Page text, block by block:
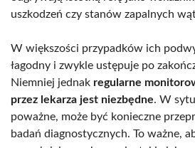
uszkodzeń czy stanów zapalnych
W większości przypadków ich
łagodny i zwykle ustępuje po
Niemniej jednak regularne
przez lekarza jest niezbędne. W
poważne, może być konieczne
badań diagnostycznych. To ważne,